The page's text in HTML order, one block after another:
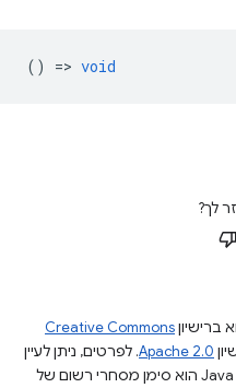
() => void
Creative Commons
Apache. לפרטים, ניתן לעיין
.‏ Java הוא סימן מסחרי רשום של